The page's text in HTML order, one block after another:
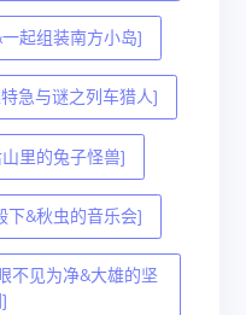
起组装南方小岛]
急与谜之列车猎人]
里的兔子怪兽]
下&秋虫的音乐会]
不见为净&大雄的坚